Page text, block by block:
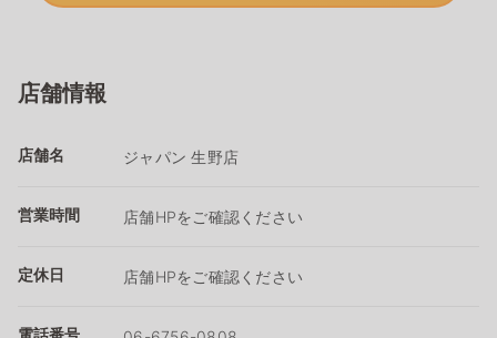
店舗情報
店舗名 ジャパン 生野店
営業時間 店舗HPをご確認ください
定休日 店舗HPをご確認ください
電話番号